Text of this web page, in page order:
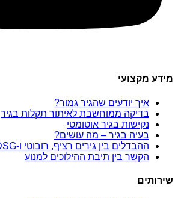
מידע מקצועי
איך יודעים שהגיר גמור?
בדיקה ממוחשבת לאיתור תקלות בגיר
נקישות בגיר אוטומטי
בעיה בגיר – מה עושים?
ההבדלים בין גירים רציף, רובוטי ו-DSG
הקשר בין תיבת ההילוכים למנוע
שירותים